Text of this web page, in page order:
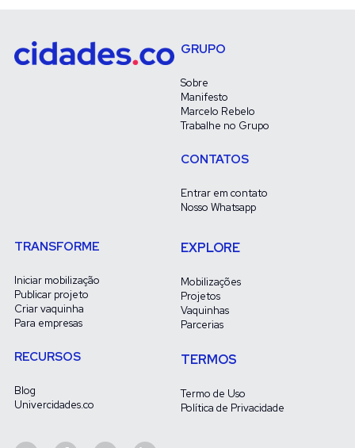
GRUPO
Sobre
Manifesto
Marcelo Rebelo
Trabalhe no Grupo
CONTATOS
Entrar em contato
Nosso Whatsapp
TRANSFORME
Iniciar mobilização
Publicar projeto
Criar vaquinha
Para empresas
RECURSOS
Blog
Univercidades.co
EXPLORE
Mobilizações
Projetos
Vaquinhas
Parcerias
TERMOS
Termo de Uso
Política de Privacidade